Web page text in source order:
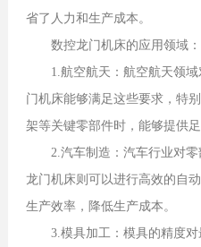
省了人力和生产成本。
数控龙门机床的应用领域：
1.航空航天：航空航天领域
门机床能够满足这些要求，特
架等关键零部件时，能够提供
2.汽车制造：汽车行业对零
龙门机床则可以进行高效的自
生产效率，降低生产成本。
3.模具加工：模具的精度对